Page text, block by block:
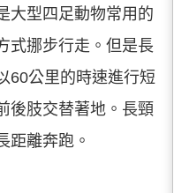
大型四足動物常用的
式挪步行走。但是長
60公里的時速進行短
後肢交替著地。長頸
距離奔跑。